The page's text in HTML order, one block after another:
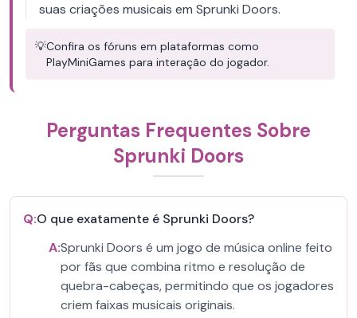
suas criações musicais em Sprunki Doors.
💡Confira os fóruns em plataformas como
PlayMiniGames para interação do jogador.
Perguntas Frequentes Sobre
Sprunki Doors
Q:O que exatamente é Sprunki Doors?
A:Sprunki Doors é um jogo de música online feito
por fãs que combina ritmo e resolução de
quebra-cabeças, permitindo que os jogadores
criem faixas musicais originais.